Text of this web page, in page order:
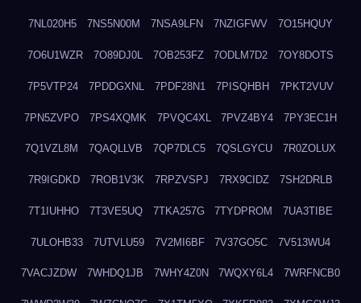
7NL020H5 7NS5N00M 7NSA9LFN 7NZIGFWV 7O15HQUY
7O6U1WZR 7O89DJ0L 7OB253FZ 7ODLM7D2 7OY8DOTS
7P5VTP24 7PDDGXNL 7PDF28N1 7PISQHBH 7PKT2VUV
7PN5ZVPO 7PS4XQMK 7PVQC4XL 7PVZ4BY4 7PY3EC1H
7Q1VZL8M 7QAQLLVB 7QP7DLC5 7QSLGYCU 7R0ZOLUX
7R9IGDKD 7ROB1V3K 7RPZVSPJ 7RX9CIDZ 7SH2DRLB
7T1IUHHO 7T3VE5UQ 7TKA257G 7TYDPROM 7UA3TIBE
7ULOHB33 7UTVLU59 7V2MI6BF 7V37GO5C 7V513WU4
7VACJZDW 7WHDQ1JB 7WHY4Z0N 7WQXY6L4 7WRFNCB0